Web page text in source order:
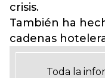
crisis.
También ha
cadenas
Toda la